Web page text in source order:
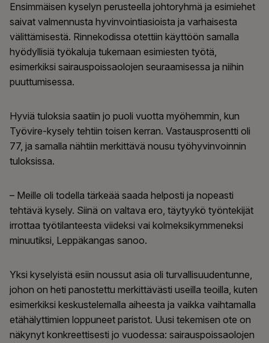
Ensimmäisen kyselyn perusteella johtoryhmä ja esimiehet
saivat valmennusta hyvinvointiasioista ja varhaisesta
välittämisestä. Rinnekodissa otettiin käyttöön samalla
hyödyllisiä työkaluja tukemaan esimiesten työtä,
esimerkiksi sairauspoissaolojen seuraamisessa ja niihin
puuttumisessa.
Hyviä tuloksia saatiin jo puoli vuotta myöhemmin, kun
Työvire-kysely tehtiin toisen kerran. Vastausprosentti oli
77, ja samalla nähtiin merkittävä nousu työhyvinvoinnin
tuloksissa.
– Meille oli todella tärkeää saada helposti ja nopeasti
tehtävä kysely. Siinä on valtava ero, täytyykö työntekijät
irrottaa työtilanteesta viideksi vai kolmeksikymmeneksi
minuutiksi, Leppäkangas sanoo.
Yksi kyselyistä esiin noussut asia oli turvallisuudentunne,
johon on heti panostettu merkittävästi useilla teoilla, kuten
esimerkiksi keskustelemalla aiheesta ja vaikka vaihtamalla
etähälyttimien loppuneet paristot. Uusi tekemisen ote on
näkynyt konkreettisesti jo vuodessa: sairauspoissaolojen